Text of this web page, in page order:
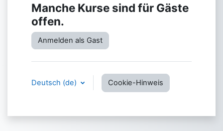
Manche Kurse sind für Gäste
offen.
Anmelden als Gast
Deutsch ‎(de)‎ Cookie-Hinweis